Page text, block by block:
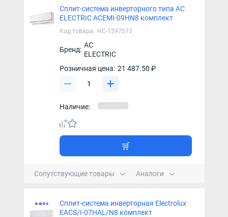
Сплит-система инверторного типа AC
ELECTRIC ACEMI-09HN8 комплект
Код товара: НС-1597573
Бренд:
AC
ELECTRIC
Розничная цена: 21 487.50 ₽
Наличие:
Сопутствующие товары Аналоги
Сплит-система инверторная Electrolux
EACS/I-07HAL/N8 комплект